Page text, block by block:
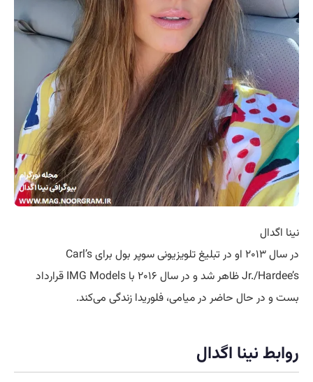
نینا اگدال
در سال ۲۰۱۳ او در تبلیغ تلویزیونی سوپر بول برای Carl’s
Jr./Hardee’s ظاهر شد و در سال ۲۰۱۶ با IMG Models قرارداد
بست و در حال حاضر در میامی، فلوریدا زندگی می‌کند.
روابط نینا اگدال